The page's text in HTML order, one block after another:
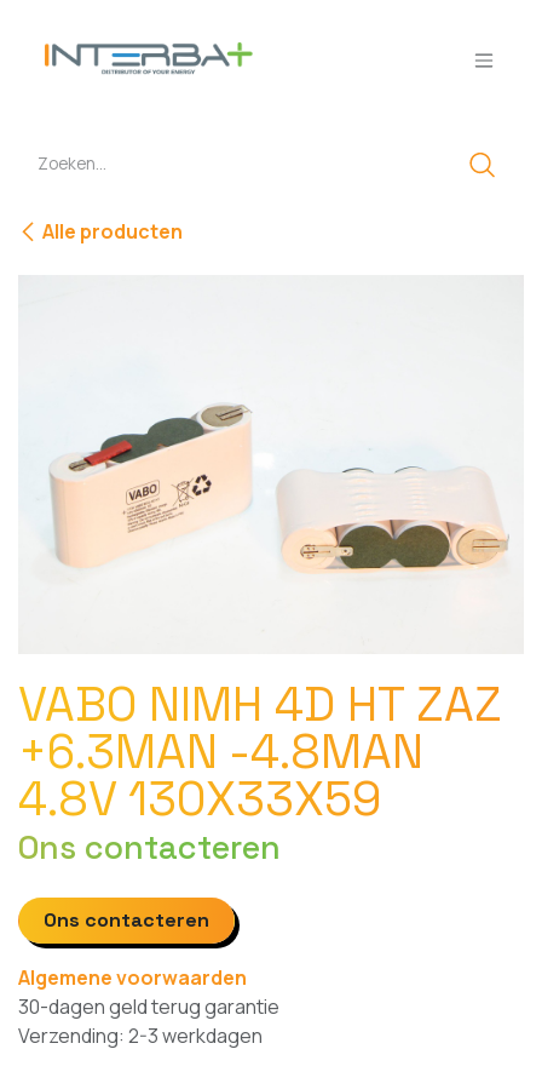
Alle producten
VABO NIMH 4D HT ZAZ
+6.3MAN -4.8MAN
4.8V 130X33X59
Ons contacteren
Ons contacteren
Algemene voorwaarden
30-dagen geld terug garantie
Verzending: 2-3 werkdagen